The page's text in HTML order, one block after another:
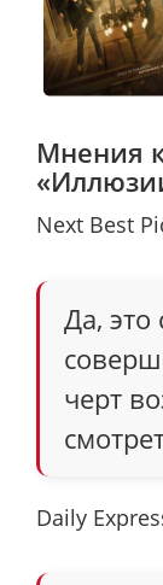
Мнения
Next Best
Да,
черт
Daily